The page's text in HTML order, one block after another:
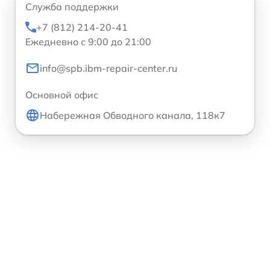
Служба поддержки
+7 (812) 214-20-41
Ежедневно с 9:00 до 21:00
info@spb.ibm-repair-center.ru
Основной офис
Набережная Обводного канала, 118к7